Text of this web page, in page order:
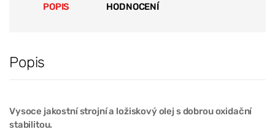
POPIS HODNOCENÍ
Popis
Vysoce jakostní strojní a ložiskový olej s dobrou oxidační
stabilitou.